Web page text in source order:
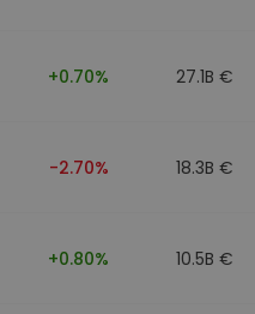
+0.70% 27.1B €
-2.70% 18.3B €
+0.80% 10.5B €